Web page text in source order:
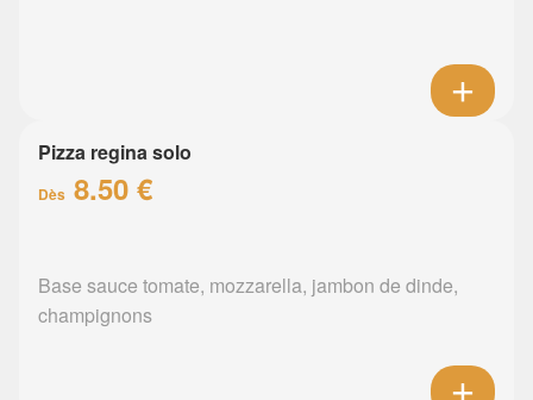
Pizza regina solo
Dès 8.50 €
Base sauce tomate, mozzarella, jambon de dinde,
champignons